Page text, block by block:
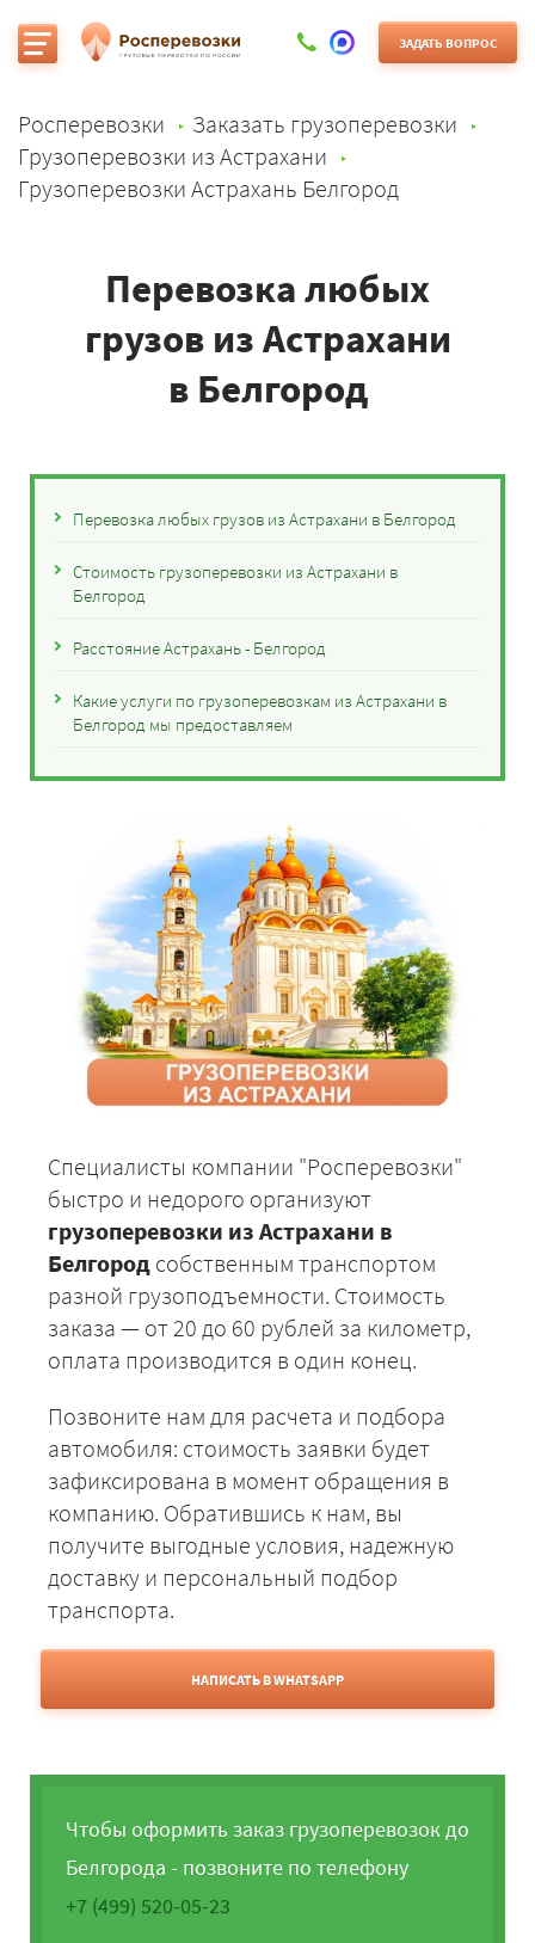
ЗАДАТЬ ВОПРОС
Росперевозки
Заказать грузоперевозки
Грузоперевозки из Астрахани
Грузоперевозки Астрахань Белгород
Перевозка любых
грузов из Астрахани
в Белгород
Перевозка любых грузов из Астрахани в Белгород
Стоимость грузоперевозки из Астрахани в
Белгород
Расстояние Астрахань - Белгород
Какие услуги по грузоперевозкам из Астрахани в
Белгород мы предоставляем
Специалисты компании "Росперевозки"
быстро и недорого организуют
грузоперевозки из Астрахани в
Белгород собственным транспортом
разной грузоподъемности. Стоимость
заказа — от 20 до 60 рублей за километр,
оплата производится в один конец.
Позвоните нам для расчета и подбора
автомобиля: стоимость заявки будет
зафиксирована в момент обращения в
компанию. Обратившись к нам, вы
получите выгодные условия, надежную
доставку и персональный подбор
транспорта.
НАПИСАТЬ В WHATSAPP
Чтобы оформить заказ грузоперевозок до
Белгорода - позвоните по телефону
+7 (499) 520-05-23